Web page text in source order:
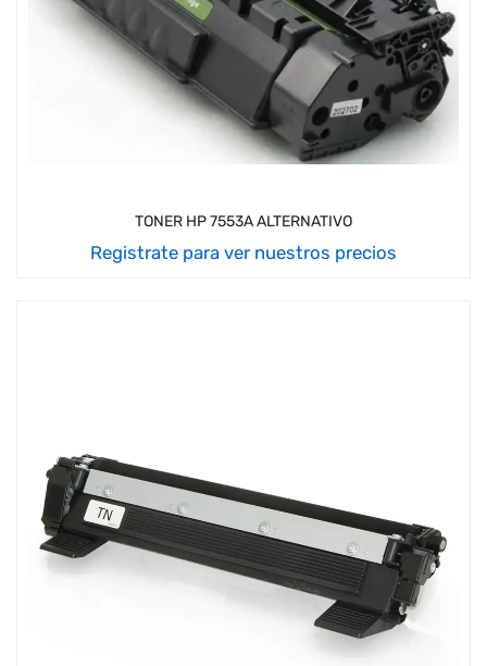
TONER HP 7553A ALTERNATIVO
Registrate para ver nuestros precios